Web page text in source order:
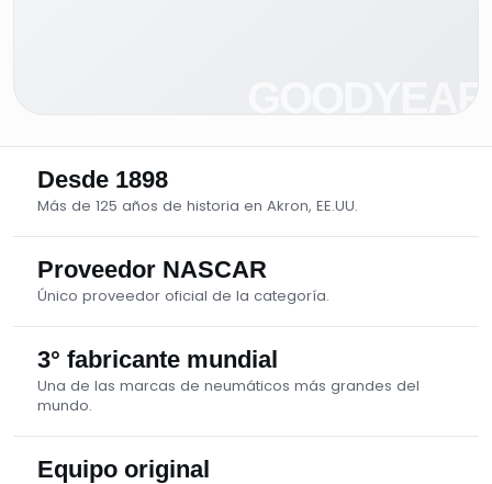
Desde 1898
Más de 125 años de historia en Akron, EE.UU.
Proveedor NASCAR
Único proveedor oficial de la categoría.
3° fabricante mundial
Una de las marcas de neumáticos más grandes del
mundo.
Equipo original